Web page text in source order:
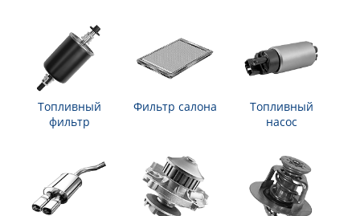
Топливный
фильтр
Фильтр салона
Топливный
насос